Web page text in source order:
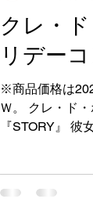
クレ・
リデー
※商品価格は
Ｗ。 クレ・ド
『STORY』 彼